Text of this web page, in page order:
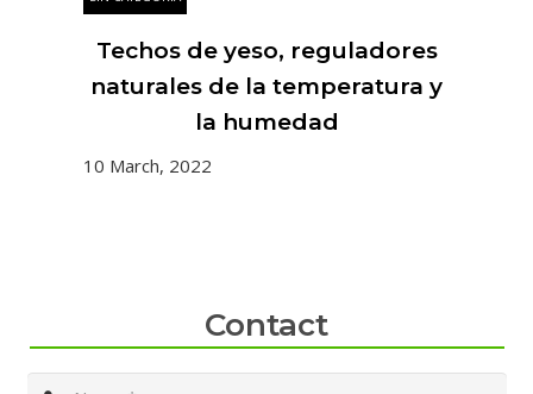
Techos de yeso, reguladores
naturales de la temperatura y
la humedad
10 March, 2022
Contact